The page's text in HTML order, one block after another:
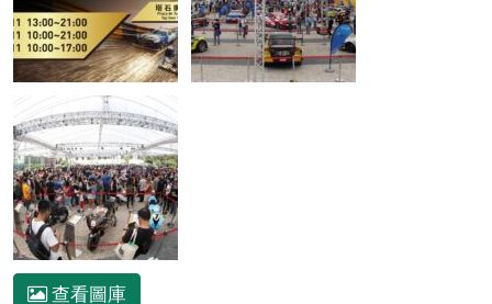
查看圖庫